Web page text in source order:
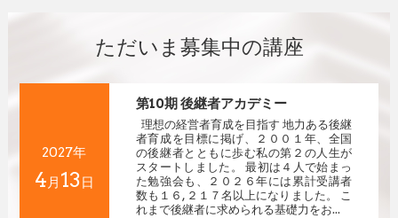
ただいま募集中の講座
2027年
4月 13日
第10期 後継者アカデミー
理想の経営者育成を目指す 地力ある後継
者育成を目標に掲げ、２００１年、全国
の後継者とともに歩む私の第２の人生が
スタートしました。 最初は４人で始まっ
た勉強会も、２０２６年には累計受講者
数も１６,２１７名以上になりました。 こ
れまで後継者に求められる基礎力をお...